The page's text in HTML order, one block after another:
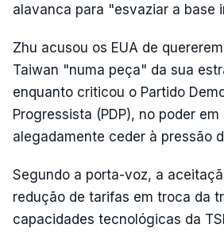
alavanca para "esvaziar a base
Zhu acusou os EUA de
Taiwan "numa peça" da sua
enquanto criticou o Partido
Progressista (PDP), no poder em
alegadamente ceder à pressão
Segundo a porta-voz, a
redução de tarifas em troca da
capacidades tecnológicas da